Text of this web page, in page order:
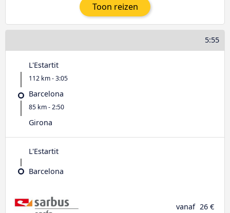
Toon reizen
5:55
L'Estartit
112 km - 3:05
Barcelona
85 km - 2:50
Girona
L'Estartit
Barcelona
vanaf 26 €